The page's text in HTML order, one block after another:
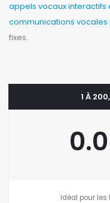
appels vocaux interactifs
communications vocales
fixes.
1 À
Idéal pour